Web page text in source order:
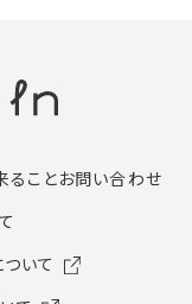
ることお問い合わせ
いて